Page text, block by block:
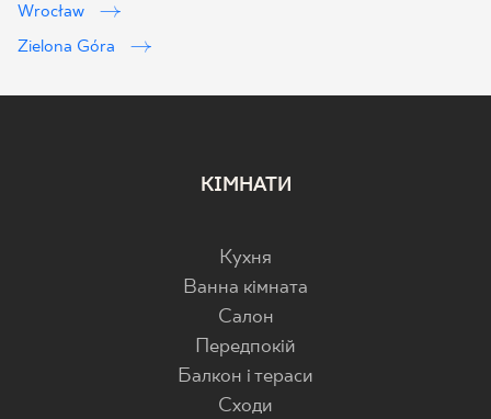
Wrocław
Zielona Góra
КІМНАТИ
Кухня
Ванна кімната
Салон
Передпокій
Балкон і тераси
Cходи